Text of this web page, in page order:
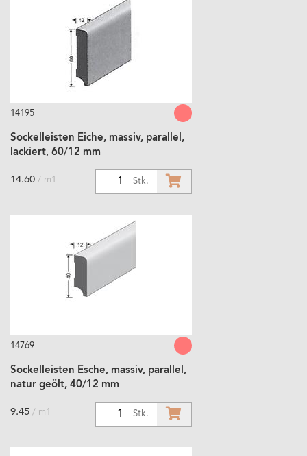
14195
Sockelleisten Eiche, massiv, parallel,
lackiert, 60/12 mm
Stk.
14.60 / m1
14769
Sockelleisten Esche, massiv, parallel,
natur geölt, 40/12 mm
Stk.
9.45 / m1